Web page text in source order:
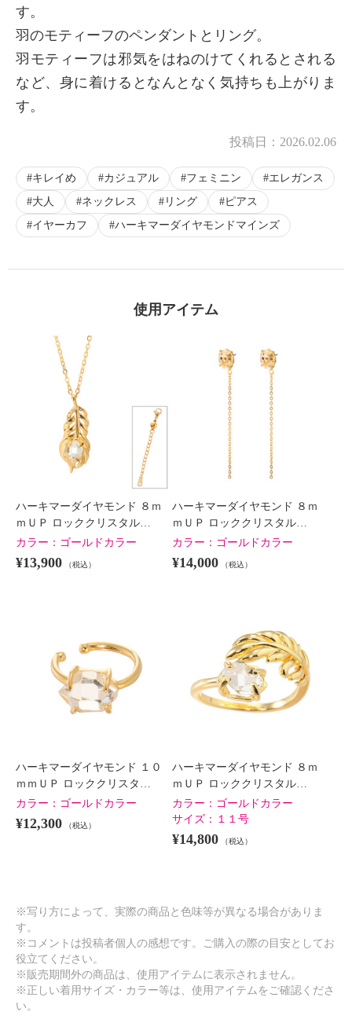
す。
羽のモティーフのペンダントとリング。
羽モティーフは邪気をはねのけてくれるとされる
など、身に着けるとなんとなく気持ちも上がりま
す。
投稿日： 2026.02.06
キレイめ カジュアル フェミニン
エレガンス
大人
ネックレス リング
ピアス
イヤーカフ
ハーキマーダイヤモンドマインズ
使用アイテム
ハーキマーダイヤモンド ８ｍ
ｍＵＰ ロッククリスタル…
カラー： ゴールドカラー
¥13,900 （税込）
ハーキマーダイヤモンド ８ｍ
ｍＵＰ ロッククリスタル…
カラー： ゴールドカラー
¥14,000 （税込）
ハーキマーダイヤモンド １０
ｍｍＵＰ ロッククリスタ…
カラー： ゴールドカラー
¥12,300 （税込）
ハーキマーダイヤモンド ８ｍ
ｍＵＰ ロッククリスタル…
カラー： ゴールドカラー
サイズ： １１号
¥14,800 （税込）
※写り方によって、実際の商品と色味等が異なる場合がありま
す。
※コメントは投稿者個人の感想です。ご購入の際の目安としてお
役立てください。
※販売期間外の商品は、使用アイテムに表示されません。
※正しい着用サイズ・カラー等は、使用アイテムをご確認くださ
い。